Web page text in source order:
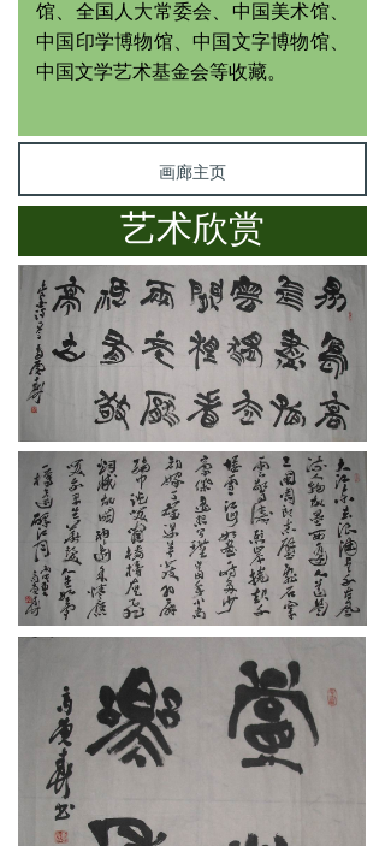
馆、全国人大常委会、中国美术馆、
中国印学博物馆、中国文字博物馆、
中国文学艺术基金会等收藏。
艺术欣赏
画廊主页